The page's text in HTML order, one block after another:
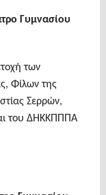
Γυμνασίου
των
Φίλων της
Σερρών,
του ΔΗΚΚΠΠΠΑ